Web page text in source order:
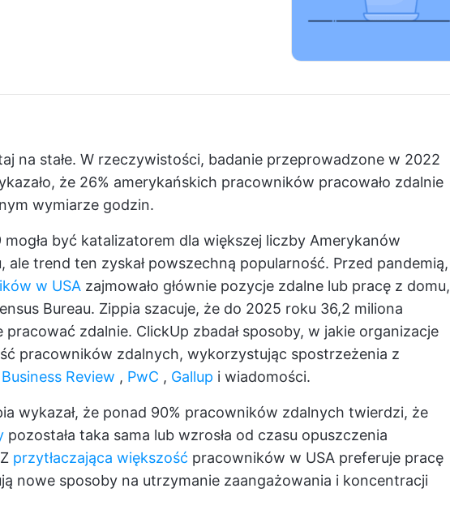
na stałe. W rzeczywistości, badanie przeprowadzone w 2022
że 26% amerykańskich pracowników pracowało zdalnie
wymiarze godzin.
mogła być katalizatorem dla większej liczby Amerykanów
ale trend ten zyskał powszechną popularność. Przed pandemią,
w USA zajmowało głównie pozycje zdalne lub pracę z domu,
Bureau. Zippia szacuje, że do 2025 roku 36,2 miliona
pracować zdalnie. ClickUp zbadał sposoby, w jakie organizacje
pracowników zdalnych, wykorzystując spostrzeżenia z
Review , PwC , Gallup i wiadomości.
wykazał, że ponad 90% pracowników zdalnych twierdzi, że
pozostała taka sama lub wzrosła od czasu opuszczenia
przytłaczająca większość pracowników w USA preferuje pracę
nowe sposoby na utrzymanie zaangażowania i koncentracji